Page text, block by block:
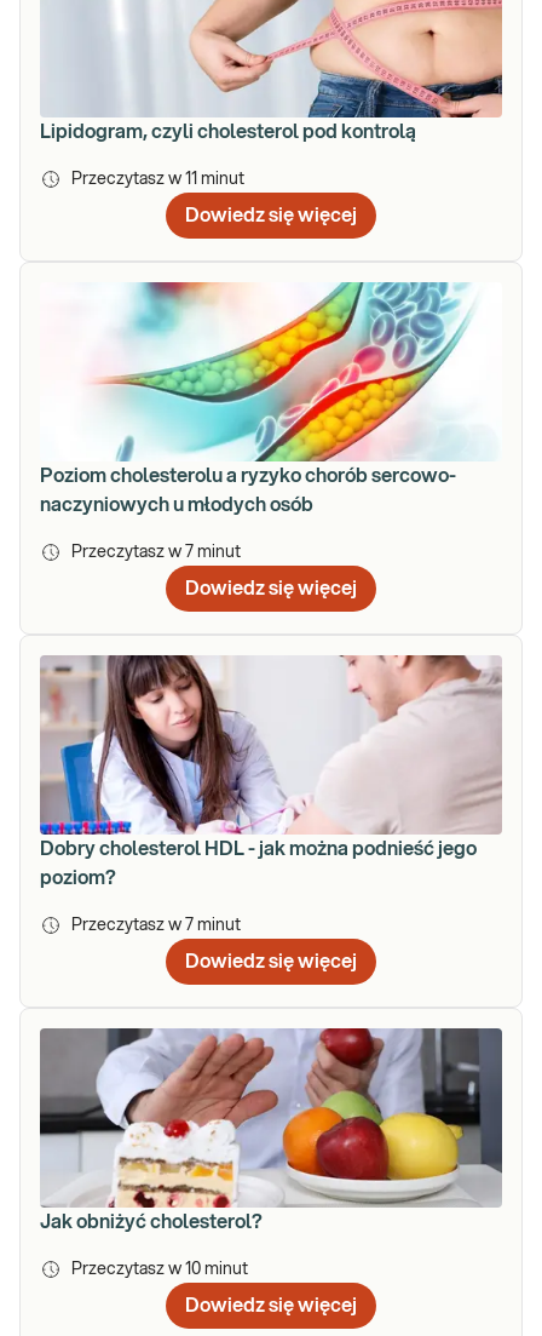
Lipidogram, czyli cholesterol pod kontrolą
Przeczytasz w 11 minut
Dowiedz się więcej
Poziom cholesterolu a ryzyko chorób sercowo-
naczyniowych u młodych osób
Przeczytasz w 7 minut
Dowiedz się więcej
Dobry cholesterol HDL - jak można podnieść jego
poziom?
Przeczytasz w 7 minut
Dowiedz się więcej
Jak obniżyć cholesterol?
Przeczytasz w 10 minut
Dowiedz się więcej